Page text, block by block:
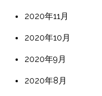
2020年11月
2020年10月
2020年9月
2020年8月